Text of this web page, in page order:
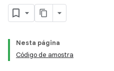
Nesta página
Código de amostra